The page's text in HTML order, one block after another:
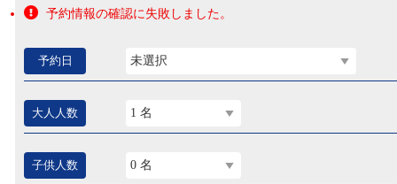
予約情報の確認に失敗しました。
予約日 未選択
大人人数 1 名
子供人数 0 名